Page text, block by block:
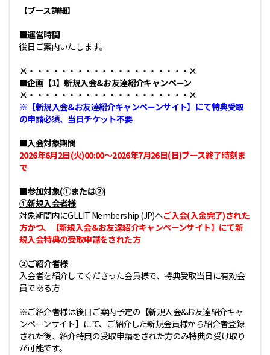
【ブース詳細】
■運営時間
後日ご案内いたします。
×・・・・・・・・・・・・・・・・・・・・×
■企画【1】新規入会&お友達紹介キャンペーン
×・・・・・・・・・・・・・・・・・・・・×
※【新規入会&お友達紹介キャンペーンサイト】にて特典受取
の申請必須、当日チケット不要
■入会対象期間
2026年6月2日(火)00:00～2026年7月26日(日)ブース終了時刻ま
で
■参加対象(①または②)
①新規入会者様
対象期間内にGLLIT Membership (JP)へご入会(入金完了)された
方かつ、【新規入会&お友達紹介キャンペーンサイト】にて新
規入会特典の受取申請をされた方
②ご紹介者様
入会者を紹介してくださった会員様で、特典受取当日に有効会
員である方
※ご紹介者様は後日ご案内予定の【新規入会&お友達紹介キャ
ンペーンサイト】にて、ご紹介した新規会員様から紹介者登録
された後、紹介特典の受取申請をされた方のみ特典の受け取り
が可能です。